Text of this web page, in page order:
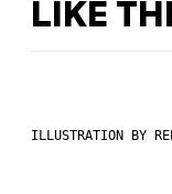
LIKE
ILLUSTRATION BY